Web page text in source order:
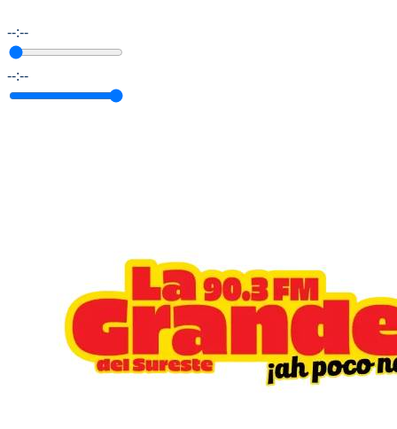
--:--
--:--